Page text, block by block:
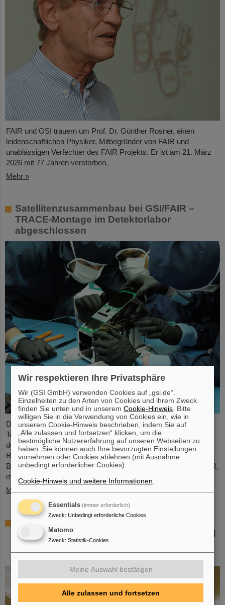
FAIR und GSI trauern um Prof. Dr. Günther Rosner, einen
leidenschaftlichen Physiker, Mitbegründer von FAIR und
unablässigen Verfechter des FAIR Projekts. Er ist am 21. März
2026 mit 77 Jahren verstorben.
Mehr »
Satellitenzusammenbau bei GSI/FAIR –
TRACE-Montage im Detektorlabor
abgeschlossen
Der studentische Raumfahrtverein TU Darmstadt Space
Technology e.V. (TUDSaT) hat erfolgreich den Zusammenbau
des TRACE-Satelliten abgeschlossen – in der
Reinraumumgebung des Detektorlabors von GSI/FAIR. Mit an
Bord des Satelliten befinden sich auch Detektoren von GSI/FAIR,
mit denen geladene Teilchen im Orbit gemessen werden sollen.
Mehr »
Anwendung der Partikeltherapie – THM und
GSI/FAIR schließen
Kooperationsvereinbarung
Wir respektieren Ihre Privatsphäre
Wir (GSI GmbH) verwenden Cookies auf „gsi.de“.
Einzelheiten zu den Arten von Cookies und ihrem Zweck
finden Sie unten und in unseremCookie-Hinweis . Bitte
willigen Sie in die Verwendung von Cookies ein, wie in
unserem Cookie-Hinweis beschrieben, indem Sie auf
„Alle zulassen und fortsetzen“ klicken, um die
bestmögliche Nutzererfahrung auf unseren Webseiten zu
haben. Sie können auch Ihre bevorzugten Einstellungen
vornehmen oder Cookies ablehnen (mit Ausnahme
unbedingt erforderlicher Cookies).
Cookie-Hinweis und weitere Informationen
Essentials (immer erforderlich)
Zweck: Unbedingt erforderliche Cookies
Matomo
Zweck: Statistik-Cookies
Meine Auswahl bestätigen
Alle zulassen und fortsetzen